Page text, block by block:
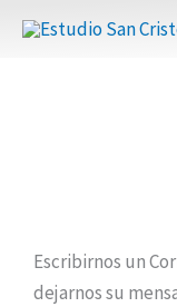
Escribirnos un
dejarnos su